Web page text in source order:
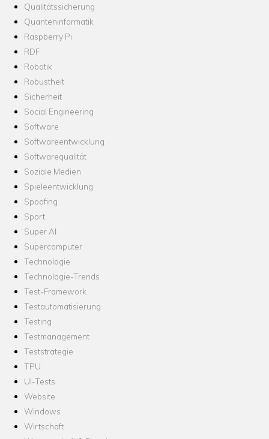
Qualitätssicherung
Quanteninformatik
Raspberry Pi
RDF
Robotik
Robustheit
Sicherheit
Social Engineering
Software
Softwareentwicklung
Softwarequalität
Soziale Medien
Spieleentwicklung
Spoofing
Sport
Super AI
Supercomputer
Technologie
Technologie-Trends
Test-Framework
Testautomatisierung
Testing
Testmanagement
Teststrategie
TPU
UI-Tests
Website
Windows
Wirtschaft